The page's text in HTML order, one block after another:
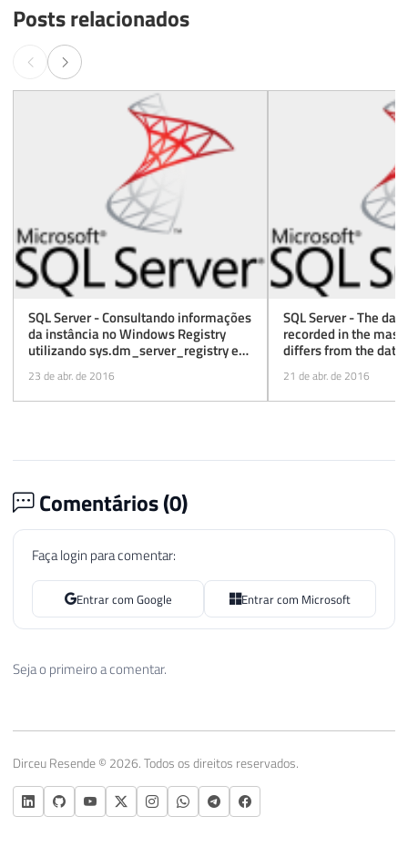
Posts relacionados
SQL Server - Consultando informações
da instância no Windows Registry
utilizando sys.dm_server_registry e
xp_instance_regread
23 de abr. de 2016
SQL Server - The
recorded in the
differs from the
recorded in database
21 de abr. de 2016
Comentários (0)
Faça login para comentar:
Entrar com Google Entrar com Microsoft
Seja o primeiro a comentar.
Dirceu Resende © 2026. Todos os direitos reservados.